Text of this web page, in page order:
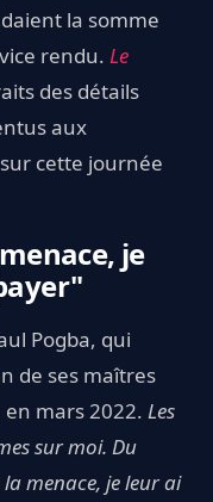
la somme
rendu. Le
des détails
aux
cette journée
je
Pogba, qui
de ses maîtres
mars 2022. Les
sur moi. Du
menace, je leur ai